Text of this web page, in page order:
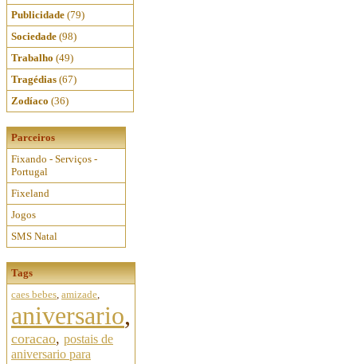
Publicidade (79)
Sociedade (98)
Trabalho (49)
Tragédias (67)
Zodíaco (36)
Parceiros
Fixando - Serviços -
Portugal
Fixeland
Jogos
SMS Natal
Tags
caes bebes, amizade,
aniversario,
coracao, postais de
aniversario para